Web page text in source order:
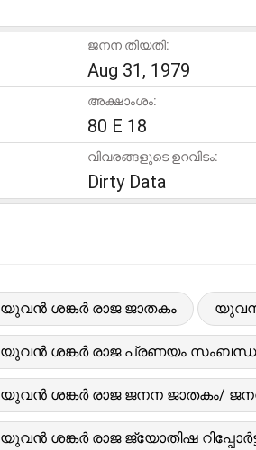
ജനന തിയതി:
Aug 31, 1979
അക്ഷാംശം:
80 E 18
വിവരങ്ങളുടെ ഉറവിടം:
Dirty Data
യുവൻ ശങ്കർ രാജ ജാതകം യുവൻ
യുവൻ ശങ്കർ രാജ പ്രണയം
യുവൻ ശങ്കർ രാജ ജനന ജാതകം/
യുവൻ ശങ്കർ രാജ ജ്യോതിഷ